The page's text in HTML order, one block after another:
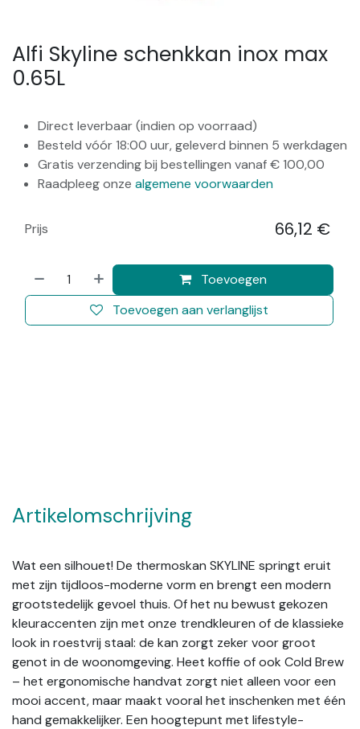
Alfi Skyline schenkkan inox max
0.65L
Direct leverbaar (indien op voorraad)
Besteld vóór 18:00 uur, geleverd binnen 5 werkdagen
Gratis verzending bij bestellingen vanaf € 100,00
Raadpleeg onze algemene voorwaarden
Toevoegen
Toevoegen aan verlanglijst
Prijs 66,12 €
Artikelomschrijving
Wat een silhouet! De thermoskan SKYLINE springt eruit
met zijn tijdloos-moderne vorm en brengt een modern
grootstedelijk gevoel thuis. Of het nu bewust gekozen
kleuraccenten zijn met onze trendkleuren of de klassieke
look in roestvrij staal: de kan zorgt zeker voor groot
genot in de woonomgeving. Heet koffie of ook Cold Brew
– het ergonomische handvat zorgt niet alleen voor een
mooi accent, maar maakt vooral het inschenken met één
hand gemakkelijker. Een hoogtepunt met lifestyle-